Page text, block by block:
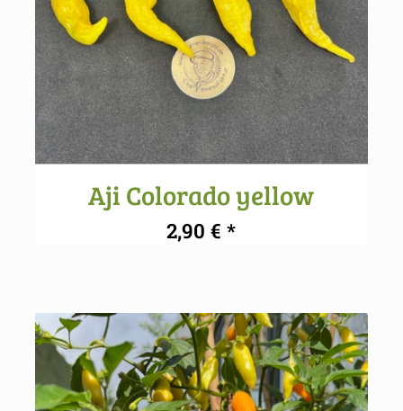
Aji Colorado yellow
2,90€